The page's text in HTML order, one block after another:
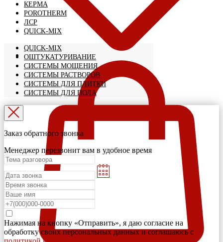
КЕРМА
POROTHERM
ЛСР
QUICK-MIX
QUICK-MIX
ОШТУКАТУРИВАНИЕ
СИСТЕМЫ МОЩЕНИЯ
СИСТЕМЫ РАСТВОРОВ
СИСТЕМЫ ДЛЯ ПЛИТКИ
СИСТЕМЫ ДЛЯ ПОЛА
Заказ обратного звонка
Менеджер перезвонит вам в удобное время
Нажимая на кнопку «Отправить», я даю согласие на
обработку своих персональных данных и соглашаюсь с